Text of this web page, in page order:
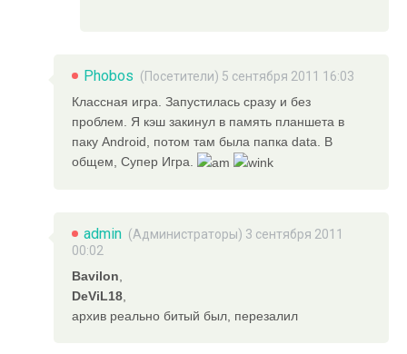
Phobos (Посетители) 5 сентября 2011 16:03
Классная игра. Запустилась сразу и без
проблем. Я кэш закинул в память планшета в
паку Android, потом там была папка data. В
общем, Супер Игра.
admin (Администраторы) 3 сентября 2011
00:02
Bavilon
DeViL18
архив реально битый был, перезалил